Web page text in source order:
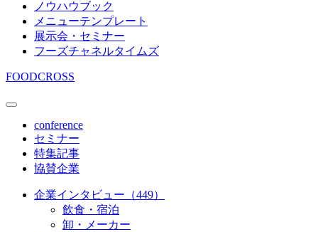
ノウハウブック
メニューテンプレート
展示会・セミナー
フーズチャネルタイムズ
FOODCROSS
conference
セミナー
特集記事
協賛企業
企業インタビュー（449）
飲食・宿泊
卸・メーカー